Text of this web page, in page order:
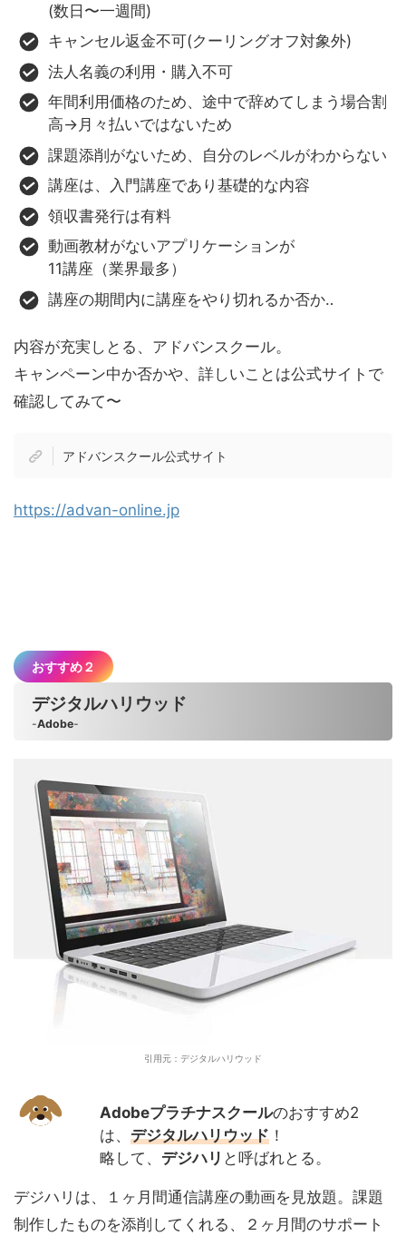
(数日〜一週間)
キャンセル返金不可(クーリングオフ対象外)
法人名義の利用・購入不可
年間利用価格のため、途中で辞めてしまう場合割
高→月々払いではないため
課題添削がないため、自分のレベルがわからない
講座は、入門講座であり基礎的な内容
領収書発行は有料
動画教材がないアプリケーションが
11講座（業界最多）
講座の期間内に講座をやり切れるか否か‥
内容が充実しとる、アドバンスクール。
キャンペーン中か否かや、詳しいことは公式サイトで
確認してみて〜
アドバンスクール公式サイト
https://advan-online.jp
おすすめ２
デジタルハリウッド
-Adobe-
引用元：デジタルハリウッド
Adobeプラチナスクールのおすすめ2
は、 デジタルハリウッド ！
略して、 デジハリ と呼ばれとる。
デジハリは、１ヶ月間通信講座の動画を見放題。課題
制作したものを添削してくれる、２ヶ月間のサポート